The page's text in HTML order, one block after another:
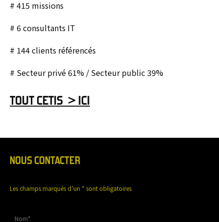
# 415 missions
# 6 consultants IT
# 144 clients référencés
# Secteur privé 61% / Secteur public 39%
TOUT CETIS > ICI
NOUS CONTACTER
Les champs marqués d’un * sont obligatoires